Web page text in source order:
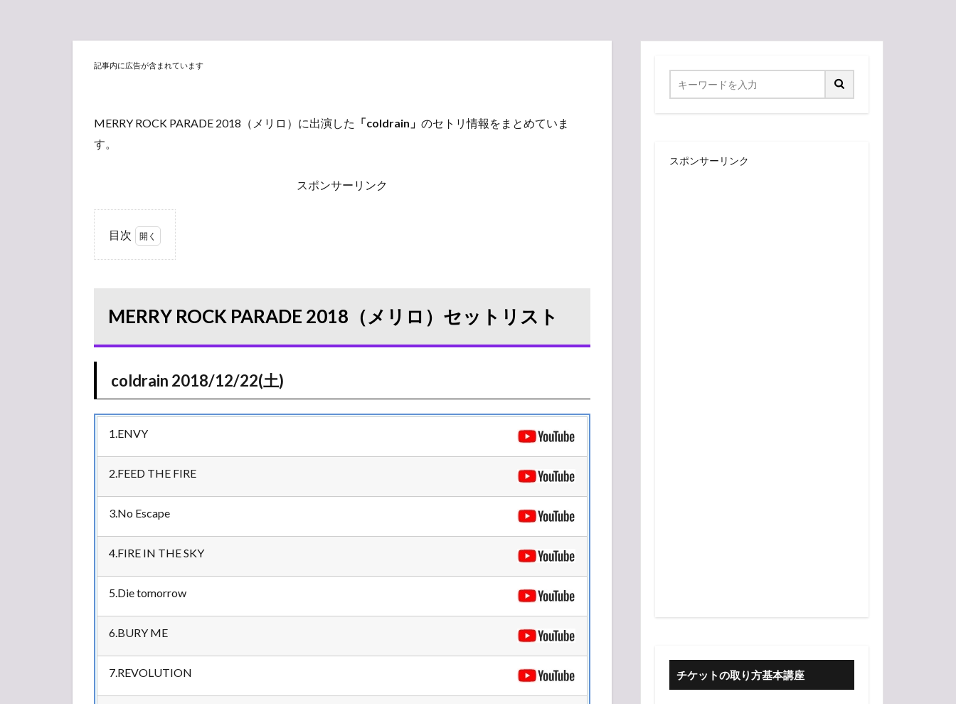
記事内に広告が含まれています
MERRY ROCK PARADE 2018（メリロ）に出演した 「coldrain」 のセトリ情報をまとめていま
す。
スポンサーリンク
目次
2018（メ
ットリス
1.1
coldrain
2018/12/22(土)
2.1
STAGE
STAGE
2.3
ORB
MERRY ROCK PARADE 2018（メリロ）セットリスト
coldrain 2018/12/22(土)
1.ENVY
2.FEED THE FIRE
3.No Escape
4.FIRE IN THE SKY
5.Die tomorrow
6.BURY ME
7.REVOLUTION
スポンサーリンク
チケットの取り方基本講座